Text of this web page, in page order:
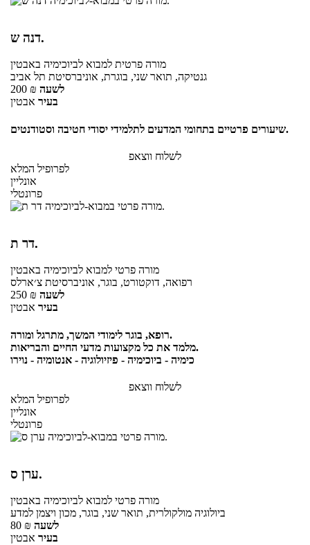
דנה ש.
מורה פרטית למבוא לביוכימיה באבטין
גנטיקה, תואר שני, בוגרת, אוניברסיטת תל אביב
200 ₪ לשעה
בעיר אבטין
שיעורים פרטיים בתחומי המדעים לתלמידי יסודי חטיבה וסטודנטים.
לשלוח ווצאפ
לפרופיל המלא
אונליין
פרונטלי
דר ת.
מורה פרטי למבוא לביוכימיה באבטין
רפואה, דוקטורט, בוגר, אוניברסיטת צ׳ארלס
250 ₪ לשעה
בעיר אבטין
רופא, בוגר לימודי המשך, מתרגל ומורה.
מלמד את כל מקצועות מדעי החיים והבריאות.
כימיה - ביוכימיה - פיזיולוגיה - אנטומיה - נוירו
לשלוח ווצאפ
לפרופיל המלא
אונליין
פרונטלי
ערן ס.
מורה פרטי למבוא לביוכימיה באבטין
ביולוגיה מולקולרית, תואר שני, בוגר, מכון ויצמן למדע
80 ₪ לשעה
בעיר אבטין